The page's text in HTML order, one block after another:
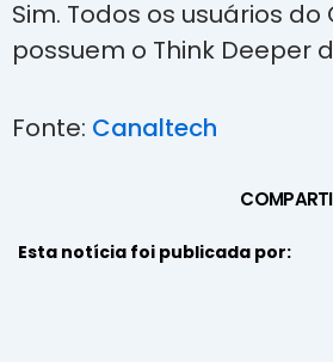
Sim. Todos os usuários do
possuem o Think Deeper
Fonte: Canaltech
Esta notícia foi publicada por: